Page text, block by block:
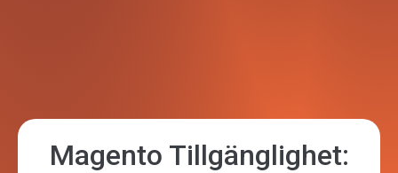
Magento Tillgänglighet: